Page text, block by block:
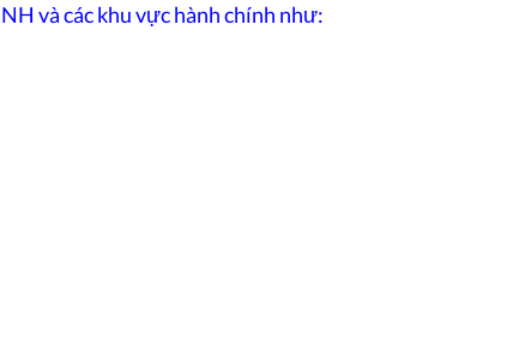
và các khu vực hành chính như: